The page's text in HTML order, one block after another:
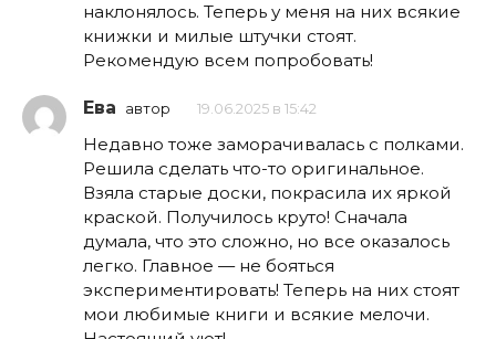
наклонялось. Теперь у меня на них всякие
книжки и милые штучки стоят.
Рекомендую всем попробовать!
Ева автор 19.06.2025 в 15:42
Недавно тоже заморачивалась с полками.
Решила сделать что-то оригинальное.
Взяла старые доски, покрасила их яркой
краской. Получилось круто! Сначала
думала, что это сложно, но все оказалось
легко. Главное — не бояться
экспериментировать! Теперь на них стоят
мои любимые книги и всякие мелочи.